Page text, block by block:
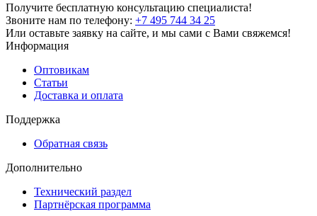
Получите бесплатную консультацию специалиста!
Звоните нам по телефону: +7 495 744 34 25
Или оставьте заявку на сайте, и мы сами с Вами свяжемся!
Информация
Оптовикам
Статьи
Доставка и оплата
Поддержка
Обратная связь
Дополнительно
Технический раздел
Партнёрская программа